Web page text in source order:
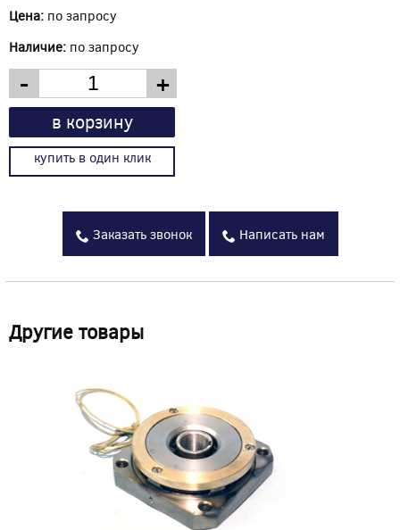
Цена: по запросу
Наличие: по запросу
- +
в корзину
купить в один клик
Заказать звонок Написать нам
Другие товары